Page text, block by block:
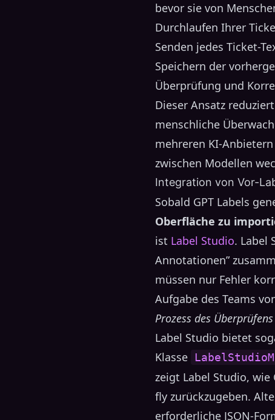
bevor sie von
Durchlaufen Ihrer
Senden jedes Ticket-
Speichern der
Überprüfung und
Dieser Ansatz
menschliche
mehreren KI-
zwischen Modellen
Integration von Vor-
Sobald GPT Labels
Oberfläche zu
ist Label Studio. Label
Annotationen”
müssen nur Fehler
Aufgabe des Teams
Prozess des
Label Studio bietet
Klasse
zeigt Label Studio, wie
fly zurückzugeben.
erforderliche JSON-